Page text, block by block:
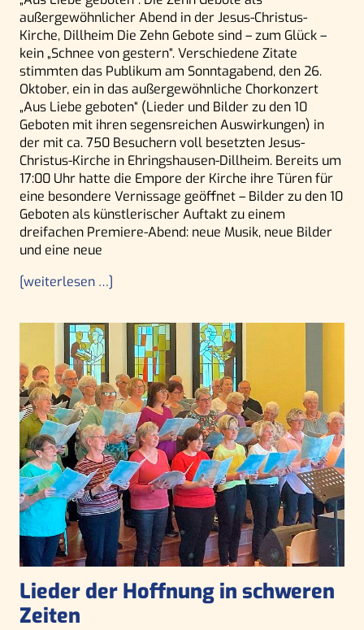
außergewöhnlicher Abend in der Jesus-Christus-
Kirche, Dillheim Die Zehn Gebote sind – zum Glück –
kein „Schnee von gestern“. Verschiedene Zitate
stimmten das Publikum am Sonntagabend, den 26.
Oktober, ein in das außergewöhnliche Chorkonzert
„Aus Liebe geboten“ (Lieder und Bilder zu den 10
Geboten mit ihren segensreichen Auswirkungen) in
der mit ca. 750 Besuchern voll besetzten Jesus-
Christus-Kirche in Ehringshausen-Dillheim. Bereits um
17:00 Uhr hatte die Empore der Kirche ihre Türen für
eine besondere Vernissage geöffnet – Bilder zu den 10
Geboten als künstlerischer Auftakt zu einem
dreifachen Premiere-Abend: neue Musik, neue Bilder
und eine neue
[weiterlesen …]
Lieder der Hoffnung in schweren
Zeiten